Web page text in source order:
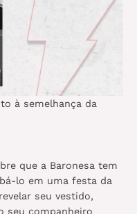
à semelhança da
que a Baronesa tem
lo em uma festa da
seu vestido,
seu companheiro